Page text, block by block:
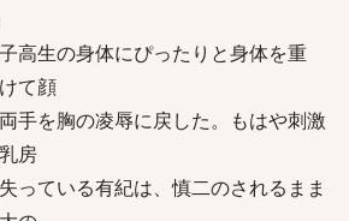
高生の身体にぴったりと身体を重
て顔
手を胸の凌辱に戻した。もはや刺激
房
っている有紀は、慎二のされるまま